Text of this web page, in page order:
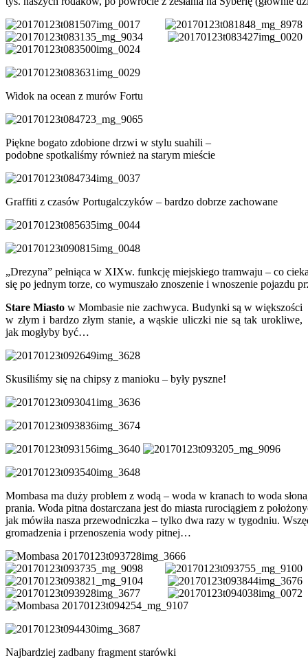
Widok na ocean z murów Fortu
Piękne bogato zdobione drzwi w stylu suahili –
podobne spotkaliśmy również na starym mieście
Graffiti z czasów Portugalczyków – bardzo dobrze zachowane
„Drezyna” pełniąca w XIXw. funkcję miejskiego tramwaju – co
się po jednym torze, co wymuszało znoszenie i wnoszenie pojazdu
Stare Miasto w Mombasie nie zachwyca. Budynki są w większości
w złym i bardzo złym stanie, a wąskie uliczki nie są tak urokliwe,
jak mogłyby być…
Skusiliśmy się na chipsy z manioku – były pyszne!
Mombasa ma duży problem z wodą – woda w kranach to woda
prania. Woda pitna dostarczana jest do miasta rurociągiem z
jak mówiła nasza przewodniczka – tylko dwa razy w tygodniu.
gromadzenia i przenoszenia wody pitnej…
Najbardziej zadbany fragment starówki